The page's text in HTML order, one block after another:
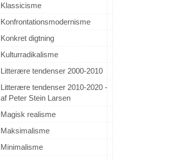
Klassicisme
Konfrontationsmodernisme
Konkret digtning
Kulturradikalisme
Litterære tendenser 2000-2010
Litterære tendenser 2010-2020 -
af Peter Stein Larsen
Magisk realisme
Maksimalisme
Minimalisme